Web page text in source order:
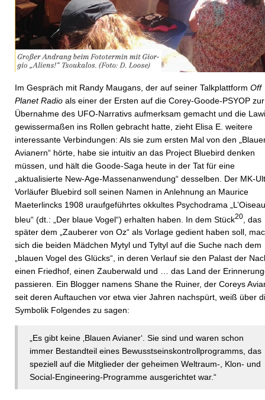
Im Gespräch mit Randy Maugans, der auf seiner Talkplattform Off
Planet Radio als einer der Ersten auf die Corey-Goode-PSYOP zur
Übernahme des UFO-Narrativs aufmerksam gemacht und die
gewissermaßen ins Rollen gebracht hatte, zieht Elisa E. weitere
interessante Verbindungen: Als sie zum ersten Mal von den
Avianern“ hörte, habe sie intuitiv an das Project Bluebird denken
müssen, und hält die Goode-Saga heute in der Tat für eine
„aktualisierte New-Age-Massenanwendung“ desselben. Der MK-
Vorläufer Bluebird soll seinen Namen in Anlehnung an Maurice
Maeterlincks 1908 uraufgeführtes okkultes Psychodrama „L’Oiseau
bleu“ (dt.: „Der blaue Vogel“) erhalten haben. In dem Stück20
, das
später dem „Zauberer von Oz“ als Vorlage gedient haben soll,
sich die beiden Mädchen Mytyl und Tyltyl auf die Suche nach dem
„blauen Vogel des Glücks“, in deren Verlauf sie den Palast der
einen Friedhof, einen Zauberwald und … das Land der
passieren. Ein Blogger namens Shane the Ruiner, der Coreys
seit deren Auftauchen vor etwa vier Jahren nachspürt, weiß über
Symbolik Folgendes zu sagen:
„Es gibt keine ‚Blauen Avianer‘. Sie sind und waren schon
immer Bestandteil eines Bewusstseinskontrollprogramms, das
speziell auf die Mitglieder der geheimen Weltraum-, Klon- und
Social-Engineering-Programme ausgerichtet war.“